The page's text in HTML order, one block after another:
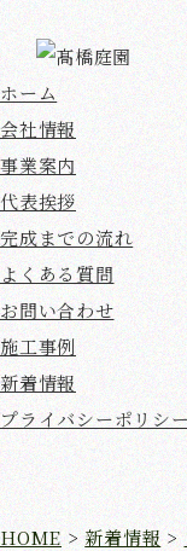
ホーム
会社情報
事業案内
代表挨拶
完成までの流れ
よくある質問
お問い合わせ
施工事例
新着情報
プライバシーポリシー
HOME >新着情報>